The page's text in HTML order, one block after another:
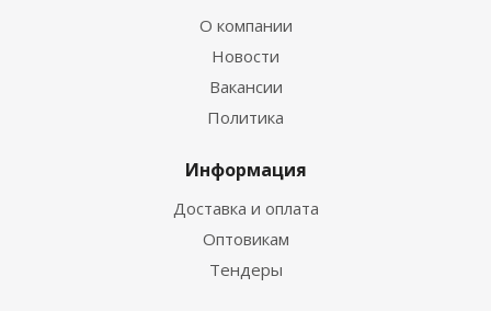
О компании
Новости
Вакансии
Политика
Информация
Доставка и оплата
Оптовикам
Тендеры